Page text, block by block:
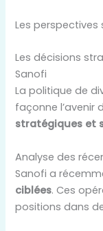
Les
Les décisions
Sanofi
La politique de
façonne l’avenir
stratégiques et
Analyse des
Sanofi a
ciblées. Ces
positions dans